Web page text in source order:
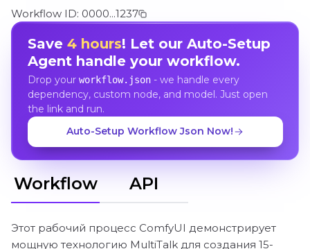
Workflow ID: 0000...1237
Save 4 hours! Let our Auto-Setup
Agent handle your workflow.
Drop your workflow.json- we handle every
dependency, custom node, and model. Just open
the link and run.
Auto-Setup Workflow Json Now!
Workflow API
Этот рабочий процесс ComfyUI демонстрирует
мощную технологию MultiTalk для создания 15-